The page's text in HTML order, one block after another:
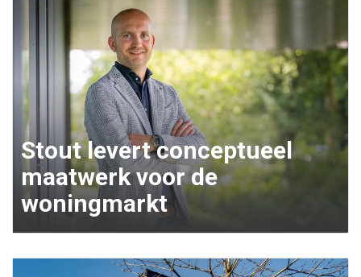
Stout levert conceptueel
maatwerk voor de
woningmarkt